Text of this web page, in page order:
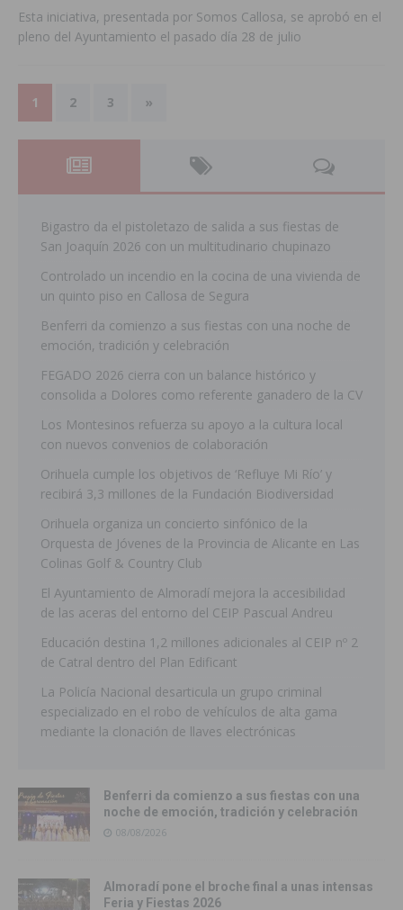
Esta iniciativa, presentada por Somos Callosa, se aprobó en el
pleno del Ayuntamiento el pasado día 28 de julio
1 2 3 »
Bigastro da el pistoletazo de salida a sus fiestas de
San Joaquín 2026 con un multitudinario chupinazo
Controlado un incendio en la cocina de una vivienda de
un quinto piso en Callosa de Segura
Benferri da comienzo a sus fiestas con una noche de
emoción, tradición y celebración
FEGADO 2026 cierra con un balance histórico y
consolida a Dolores como referente ganadero de la CV
Los Montesinos refuerza su apoyo a la cultura local
con nuevos convenios de colaboración
Orihuela cumple los objetivos de ‘Refluye Mi Río’ y
recibirá 3,3 millones de la Fundación Biodiversidad
Orihuela organiza un concierto sinfónico de la
Orquesta de Jóvenes de la Provincia de Alicante en Las
Colinas Golf & Country Club
El Ayuntamiento de Almoradí mejora la accesibilidad
de las aceras del entorno del CEIP Pascual Andreu
Educación destina 1,2 millones adicionales al CEIP nº 2
de Catral dentro del Plan Edificant
La Policía Nacional desarticula un grupo criminal
especializado en el robo de vehículos de alta gama
mediante la clonación de llaves electrónicas
Benferri da comienzo a sus fiestas con una
noche de emoción, tradición y celebración
08/08/2026
Almoradí pone el broche final a unas intensas
Feria y Fiestas 2026